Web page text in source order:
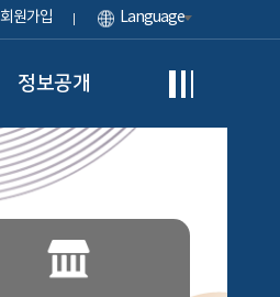
회원가입 Language
정보공개